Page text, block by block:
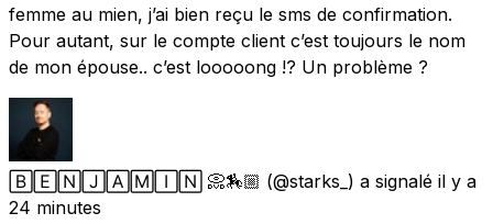
femme au mien, j’ai bien reçu le sms de confirmation.
Pour autant, sur le compte client c’est toujours le nom
de mon épouse.. c’est looooong !? Un problème ?
🄱🄴🄽🄹🄰🄼🄸🄽 📀🏇🏼 (@starks_) a signalé il y a
24 minutes